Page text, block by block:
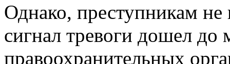
Однако, преступникам
сигнал тревоги дошел до
правоохранительных